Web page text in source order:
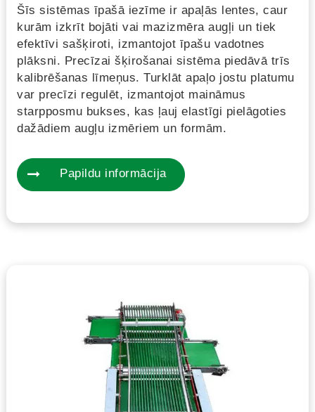
Šīs sistēmas īpašā iezīme ir apaļās lentes, caur
kurām izkrīt bojāti vai mazizmēra augļi un tiek
efektīvi sašķiroti, izmantojot īpašu vadotnes
plāksni. Precīzai šķirošanai sistēma piedāvā trīs
kalibrēšanas līmeņus. Turklāt apaļo jostu platumu
var precīzi regulēt, izmantojot maināmus
starpposmu bukses, kas ļauj elastīgi pielāgoties
dažādiem augļu izmēriem un formām.
Papildu informācija